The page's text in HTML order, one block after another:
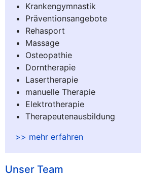
Krankengymnastik
Präventionsangebote
Rehasport
Massage
Osteopathie
Dorntherapie
Lasertherapie
manuelle Therapie
Elektrotherapie
Therapeutenausbildung
>> mehr erfahren
Unser Team